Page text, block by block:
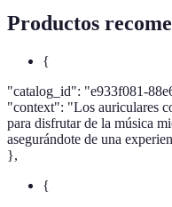
Productos
{
"catalog_id": "e933f081-
"context": "Los auriculares
para disfrutar de la música
asegurándote de una
},
{